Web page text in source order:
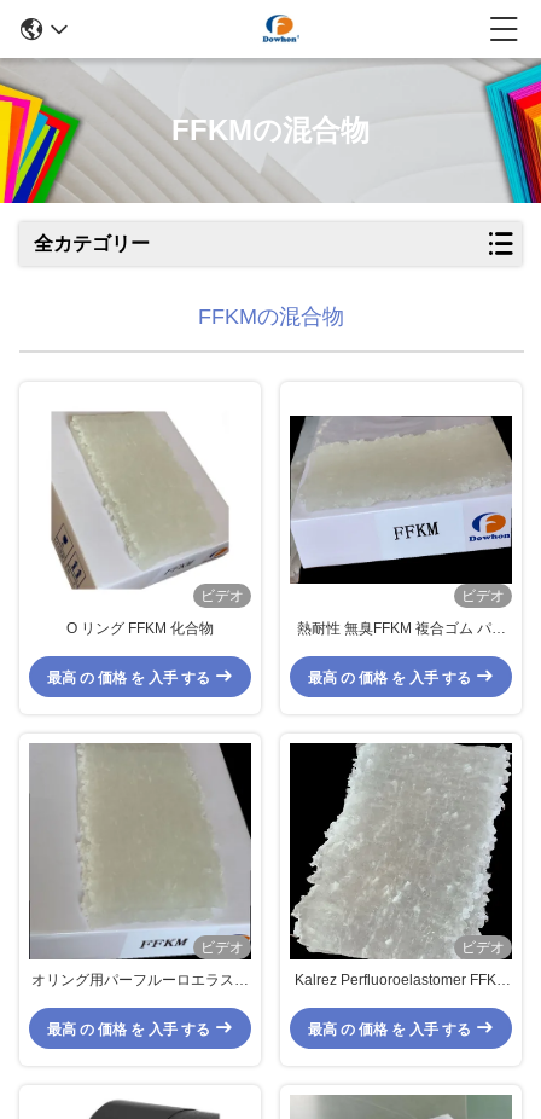
FFKMの混合物
全カテゴリー
FFKMの混合物
ビデオ
O リング FFKM 化合物
最高 の 価格 を 入手 する
ビデオ
熱耐性 無臭FFKM 複合ゴム パー
ング
最高 の 価格 を 入手 する
ビデオ
オリング用パーフルーロエラスト
熱性
最高 の 価格 を 入手 する
ビデオ
Kalrez Perfluoroelastomer FFKM
Aflas 300sを混合する
最高 の 価格 を 入手 する